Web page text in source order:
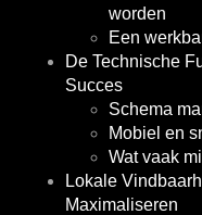
worden
Een
De Technische
Succes
Schema
Mobiel en
Wat vaak
Lokale
Maximaliseren